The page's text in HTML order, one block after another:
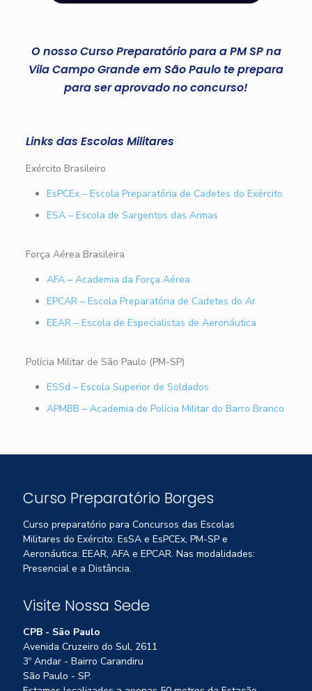
O nosso Curso Preparatório para a PM SP na
Vila Campo Grande em São Paulo te prepara
para ser aprovado no concurso!
Links das Escolas Militares
Exército Brasileiro
EsPCEx – Escola Preparatória de Cadetes do Exército
ESA – Escola de Sargentos das Armas
Força Aérea Brasileira
AFA – Academia da Força Aérea
EPCAR – Escola Preparatória de Cadetes do Ar
EEAR – Escola de Especialistas de Aeronáutica
Polícia Militar de São Paulo (PM-SP)
ESSd – Escola Superior de Soldados
APMBB – Academia de Polícia Militar do Barro Branco
Curso Preparatório Borges
Curso preparatório para Concursos das Escolas
Militares do Exército: EsSA e EsPCEx, PM-SP e
Aeronáutica: EEAR, AFA e EPCAR. Nas modalidades:
Presencial e a Distância.
Visite Nossa Sede
CPB - São Paulo
Avenida Cruzeiro do Sul, 2611
3º Andar - Bairro Carandiru
São Paulo - SP.